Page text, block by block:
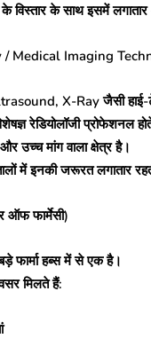
के विस्तार के साथ इसमें
/ Medical Imaging
X-Ray जैसी हाई-
रेडियोलॉजी प्रोफेशनल
उच्च मांग वाला क्षेत्र है।
में इनकी जरूरत लगातार
फार्मेसी)
फार्मा हब्स में से एक है।
मिलते हैं: